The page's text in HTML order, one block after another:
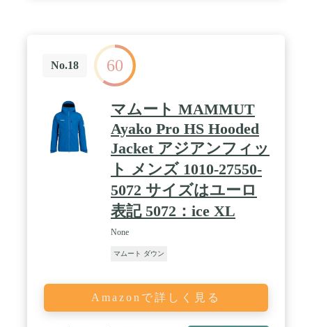
No.18 60
マムート MAMMUT
Ayako Pro HS Hooded
Jacket アジアンフィッ
ト メンズ 1010-27550-
5072 サイズはユーロ
表記 5072：ice XL
None
マムート ダウン
Amazonで詳しく見る